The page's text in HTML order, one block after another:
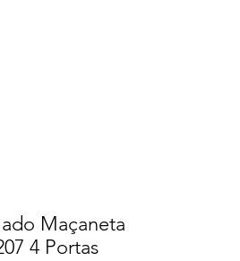
Maçaneta
4 Portas